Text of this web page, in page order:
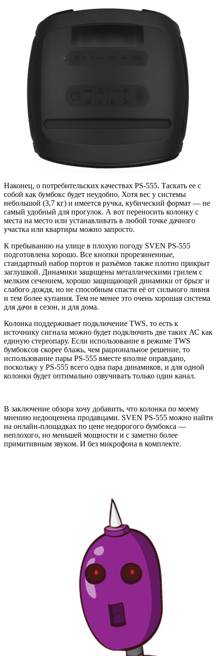
Наконец, о потребительских качествах PS-555. Таскать ее с
собой как бумбокс будет неудобно. Хотя вес у системы
небольшой (3,7 кг) и имеется ручка, кубический формат — не
самый удобный для прогулок. А вот переносить колонку с
места на место или устанавливать в любой точке дачного
участка или квартиры можно запросто.
К пребыванию на улице в плохую погоду SVEN PS-555
подготовлена хорошо. Все кнопки прорезиненные,
стандартный набор портов и разъёмов также плотно прикрыт
заглушкой. Динамики защищены металлическими грилем с
мелким сечением, хорошо защищающей динамики от брызг и
слабого дождя, но не способным спасти её от сильного ливня
и тем более купания. Тем не менее это очень хорошая система
для дачи в сезон, и для дома.
Колонка поддерживает подключение TWS, то есть к
источнику сигнала можно будет подключить две таких АС как
единую стереопару. Если использование в режиме TWS
бумбоксов скорее блажь, чем рациональное решение, то
использование пары PS-555 вместе вполне оправдано,
поскольку у PS-555 всего одна пара динамиков, и для одной
колонки будет оптимально озвучивать только один канал.
В заключение обзора хочу добавить, что колонка по моему
мнению недооценена продавцами. SVEN PS-555 можно найти
на онлайн-площадках по цене недорогого бумбокса —
неплохого, но меньшей мощности и с заметно более
примитивным звуком. И без микрофона в комплекте.